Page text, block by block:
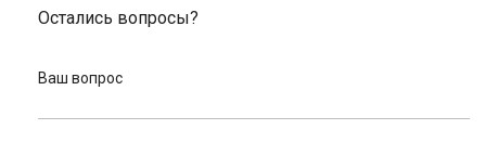
обработки заявки.
Остались вопросы?
Ваш вопрос